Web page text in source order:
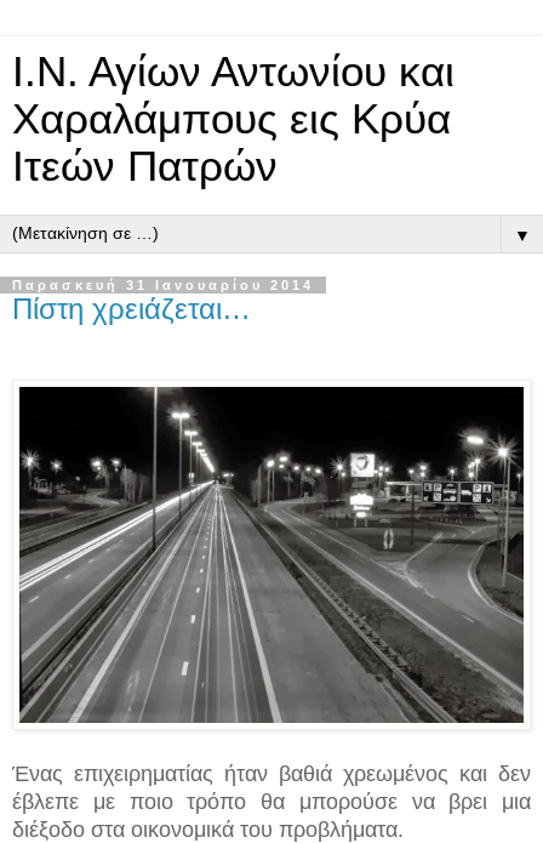
Ι.Ν. Αγίων Αντωνίου και
Χαραλάμπους εις Κρύα
Ιτεών Πατρών
▼
Παρασκευή 31 Ιανουαρίου 2014
Πίστη χρειάζεται…
Ένας επιχειρηματίας ήταν βαθιά χρεωμένος και δεν
έβλεπε με ποιο τρόπο θα μπορούσε να βρει μια
διέξοδο στα οικονομικά του προβλήματα.